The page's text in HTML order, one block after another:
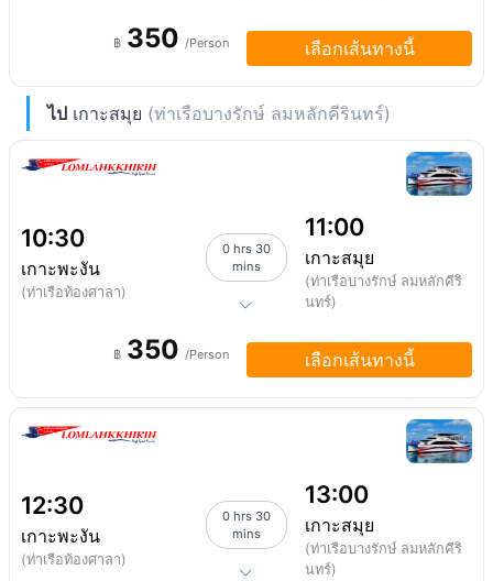
฿ 350 /Person เลือกเส้นทางนี้
ไป เกาะสมุย (ท่าเรือบางรักษ์ ลมหลักคีรินทร์)
10:30
เกาะพะงัน
(ท่าเรือท้องศาลา)
0 hrs 30
mins
11:00
เกาะสมุย
(ท่าเรือบางรักษ์ ลมหลักคีริ
นทร์)
฿ 350 /Person เลือกเส้นทางนี้
12:30
เกาะพะงัน
(ท่าเรือท้องศาลา)
0 hrs 30
mins
13:00
เกาะสมุย
(ท่าเรือบางรักษ์ ลมหลักคีริ
นทร์)